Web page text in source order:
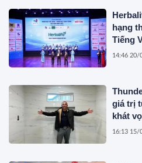
hạng
Tiếng
14:46 20/
giá trị
khát
16:13 15/